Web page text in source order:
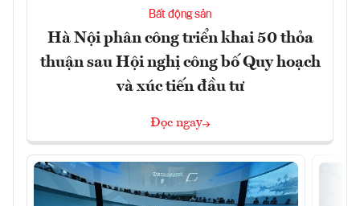
Bất động sản
Hà Nội phân công triển khai 50 thỏa
thuận sau Hội nghị công bố Quy hoạch
và xúc tiến đầu tư
Đọc ngay